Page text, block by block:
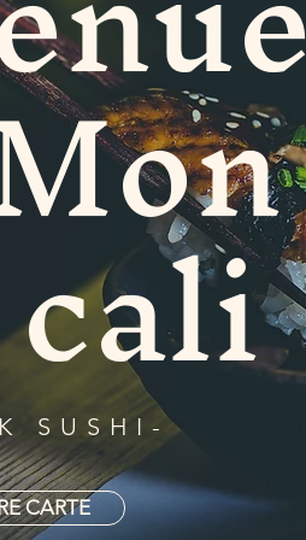
SUSHI-
CARTE